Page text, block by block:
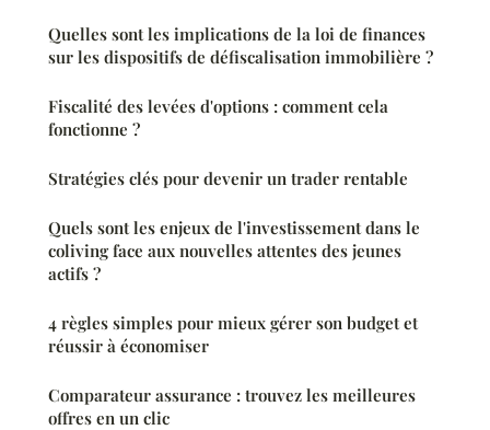
Quelles sont les implications de la loi de finances
sur les dispositifs de défiscalisation immobilière ?
Fiscalité des levées d'options : comment cela
fonctionne ?
Stratégies clés pour devenir un trader rentable
Quels sont les enjeux de l'investissement dans le
coliving face aux nouvelles attentes des jeunes
actifs ?
4 règles simples pour mieux gérer son budget et
réussir à économiser
Comparateur assurance : trouvez les meilleures
offres en un clic